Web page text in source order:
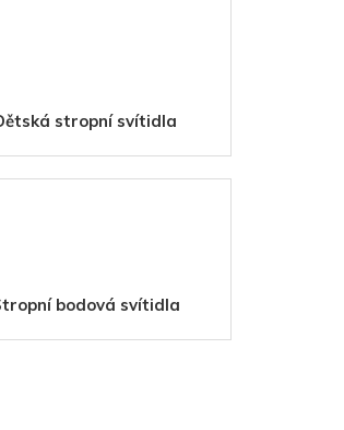
stropní svítidla
bodová svítidla